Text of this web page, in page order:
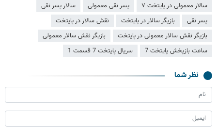
سالار معمولی در پایتخت ۷
پسر نقی معمولی
سالار پسر نقی
پسر نقی
بازیگر سالار در پایتخت
نقش سالار در پایتخت
بازیگر نقش سالار معمولی در پایتخت
بازیگر نقش سالار معمولی
ساعت بازپخش پایتخت 7
سریال پایتخت 7 قسمت 1
نظر شما